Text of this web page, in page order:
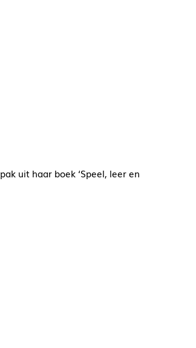
uit haar boek ‘Speel, leer en